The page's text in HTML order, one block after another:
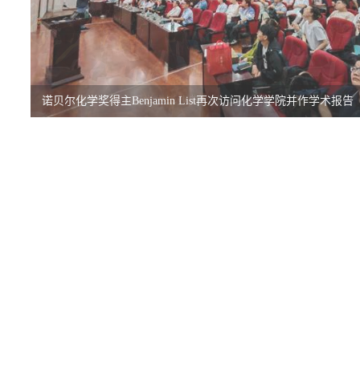
诺贝尔化学奖得主Benjamin List再次访问化学学院并作学术报告